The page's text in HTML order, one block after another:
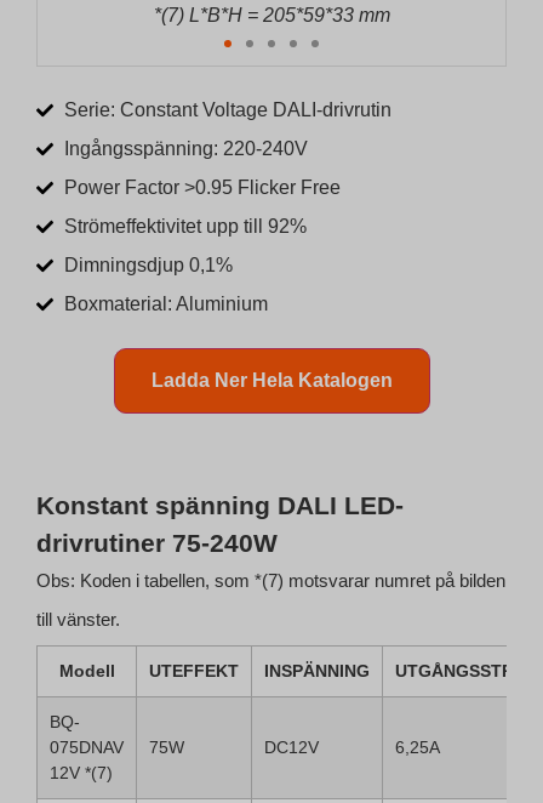
*(8) L*B*H = 221*59*33 mm
Serie: Constant Voltage DALI-drivrutin
Ingångsspänning: 220-240V
Power Factor >0.95 Flicker Free
Strömeffektivitet upp till 92%
Dimningsdjup 0,1%
Boxmaterial: Aluminium
Ladda Ner Hela Katalogen
Konstant spänning DALI LED-
drivrutiner 75-240W
Obs: Koden i tabellen, som *(7) motsvarar numret på bilden
till vänster.
Modell UTEFFEKT INSPÄNNING UTGÅNGSSTRÖM
BQ-
075DNAV
12V *(7)
75W DC12V 6,25A
Polish
Portuguese
Arabic